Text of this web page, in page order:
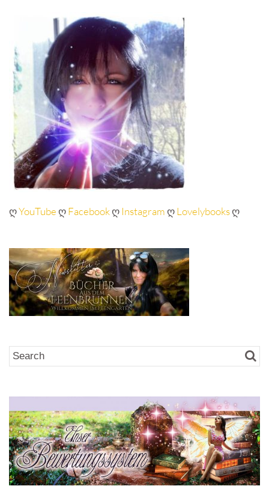
ღYouTubeღFacebookღ InstagramღLovelybooksღ